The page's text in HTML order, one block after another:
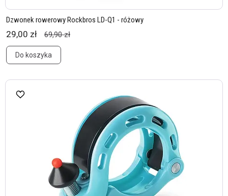
Dzwonek rowerowy Rockbros LD-Q1 - różowy
29,00 zł 69,90 zł
Do koszyka